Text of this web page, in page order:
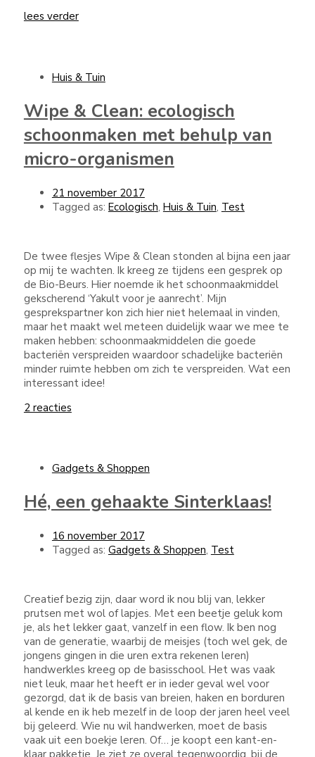
lees verder
Huis & Tuin
Wipe & Clean: ecologisch
schoonmaken met behulp van
micro-organismen
21 november 2017
Tagged as: Ecologisch, Huis & Tuin, Test
De twee flesjes Wipe & Clean stonden al bijna een jaar
op mij te wachten. Ik kreeg ze tijdens een gesprek op
de Bio-Beurs. Hier noemde ik het schoonmaakmiddel
gekscherend ‘Yakult voor je aanrecht’. Mijn
gesprekspartner kon zich hier niet helemaal in vinden,
maar het maakt wel meteen duidelijk waar we mee te
maken hebben: schoonmaakmiddelen die goede
bacteriën verspreiden waardoor schadelijke bacteriën
minder ruimte hebben om zich te verspreiden. Wat een
interessant idee!
2 reacties
Gadgets & Shoppen
Hé, een gehaakte Sinterklaas!
16 november 2017
Tagged as: Gadgets & Shoppen, Test
Creatief bezig zijn, daar word ik nou blij van, lekker
prutsen met wol of lapjes. Met een beetje geluk kom
je, als het lekker gaat, vanzelf in een flow. Ik ben nog
van de generatie, waarbij de meisjes (toch wel gek, de
jongens gingen in die uren extra rekenen leren)
handwerkles kreeg op de basisschool. Het was vaak
niet leuk, maar het heeft er in ieder geval wel voor
gezorgd, dat ik de basis van breien, haken en borduren
al kende en ik heb mezelf in de loop der jaren heel veel
bij geleerd. Wie nu wil handwerken, moet de basis
vaak uit een boekje leren. Of… je koopt een kant-en-
klaar pakketje. Je ziet ze overal tegenwoordig, bij de